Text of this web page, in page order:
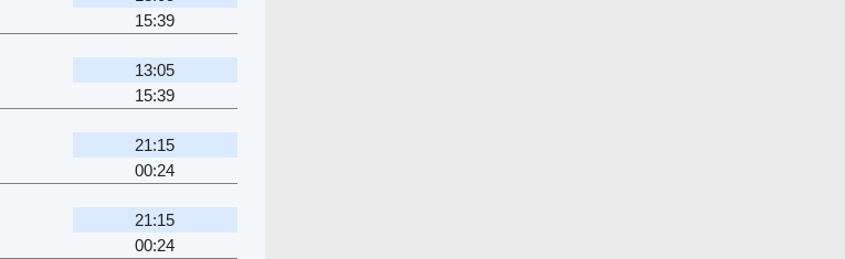
15:39
13:05
15:39
21:15
00:24
21:15
00:24